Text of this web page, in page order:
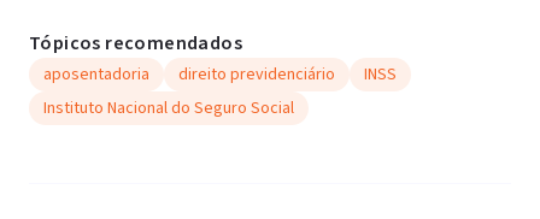
Tópicos recomendados
aposentadoria direito previdenciário
INSS
Instituto Nacional do Seguro Social